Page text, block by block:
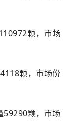
颗，市场
颗，市场份
59290颗，市场